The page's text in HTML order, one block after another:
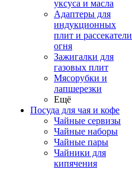
уксуса и масла
Адаптеры для
индукционных
плит и рассекатели
огня
Зажигалки для
газовых плит
Мясорубки и
лапшерезки
Ещё
Посуда для чая и кофе
Чайные сервизы
Чайные наборы
Чайные пары
Чайники для
кипячения